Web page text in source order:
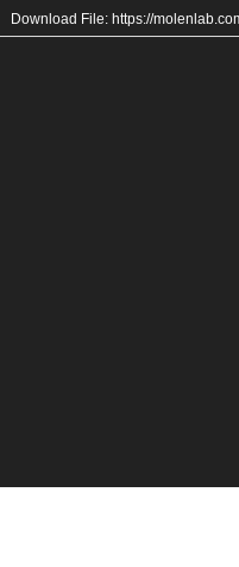
Download File: https://